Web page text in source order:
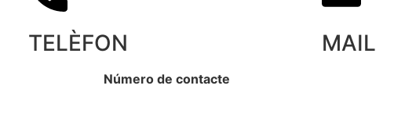
TELÈFON
Número de contacte
MAIL